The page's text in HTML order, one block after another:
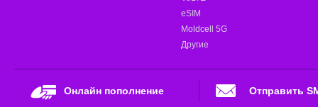
eSIM
Moldcell 5G
Другие
Онлайн пополнение Отправить